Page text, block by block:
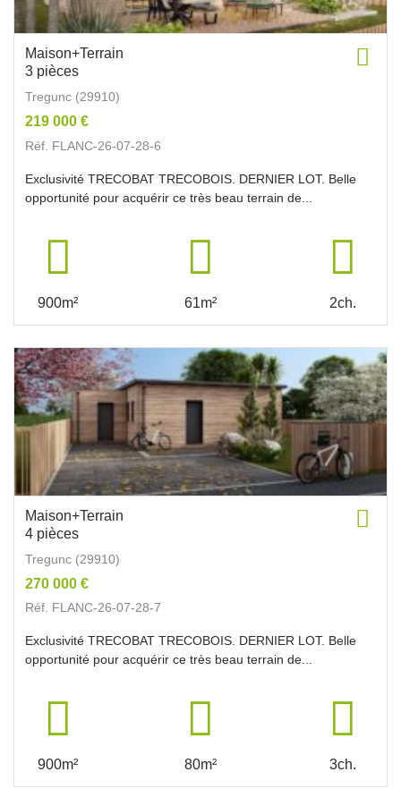
Maison+Terrain
3 pièces
Tregunc (29910)
219 000 €
Réf. FLANC-26-07-28-6
Exclusivité TRECOBAT TRECOBOIS. DERNIER LOT. Belle
opportunité pour acquérir ce très beau terrain de...
900m² 61m² 2ch.
Maison+Terrain
4 pièces
Tregunc (29910)
270 000 €
Réf. FLANC-26-07-28-7
Exclusivité TRECOBAT TRECOBOIS. DERNIER LOT. Belle
opportunité pour acquérir ce très beau terrain de...
900m² 80m² 3ch.